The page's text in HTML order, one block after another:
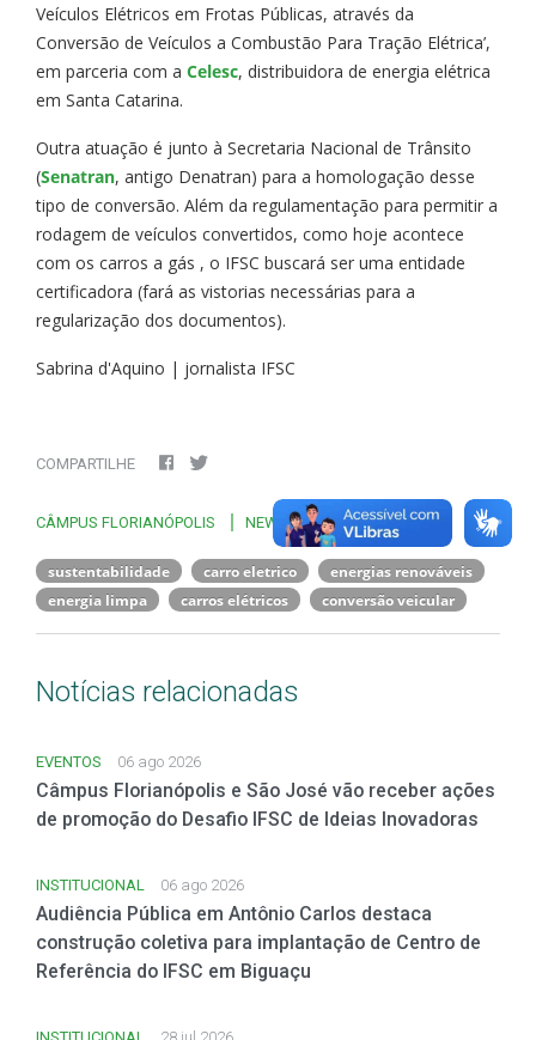
Veículos Elétricos em Frotas Públicas, através da
Conversão de Veículos a Combustão Para Tração Elétrica’,
em parceria com a Celesc, distribuidora de energia elétrica
em Santa Catarina.
Outra atuação é junto à Secretaria Nacional de Trânsito
(Senatran, antigo Denatran) para a homologação desse
tipo de conversão. Além da regulamentação para permitir a
rodagem de veículos convertidos, como hoje acontece
com os carros a gás , o IFSC buscará ser uma entidade
certificadora (fará as vistorias necessárias para a
regularização dos documentos).
Sabrina d'Aquino | jornalista IFSC
COMPARTILHE
CÂMPUS FLORIANÓPOLIS NEWS
sustentabilidade carro eletrico
energias renováveis
energia limpa
carros elétricos conversão veicular
Notícias relacionadas
EVENTOS 06 ago 2026
Câmpus Florianópolis e São José vão receber ações
de promoção do Desafio IFSC de Ideias Inovadoras
INSTITUCIONAL 06 ago 2026
Audiência Pública em Antônio Carlos destaca
construção coletiva para implantação de Centro de
Referência do IFSC em Biguaçu